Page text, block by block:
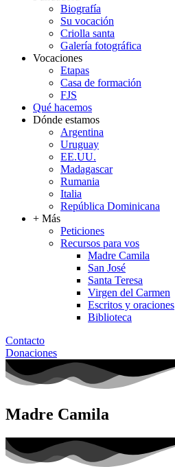
Biografía
Su vocación
Criolla santa
Galería fotográfica
Vocaciones
Etapas
Casa de formación
FJS
Qué hacemos
Dónde estamos
Argentina
Uruguay
EE.UU.
Madagascar
Rumania
Italia
República Dominicana
+ Más
Peticiones
Recursos para vos
Madre Camila
San José
Santa Teresa
Virgen del Carmen
Escritos y oraciones
Biblioteca
Contacto
Donaciones
Madre Camila